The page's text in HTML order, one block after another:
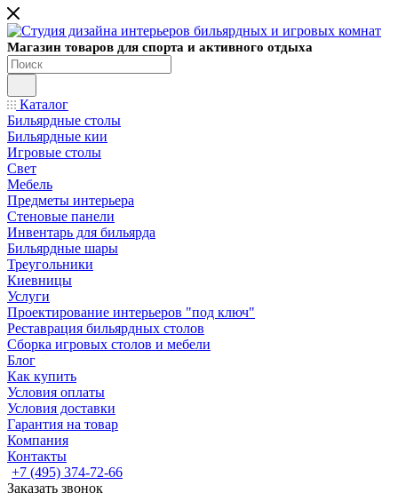
Магазин товаров для спорта и активного отдыха
Каталог
Бильярдные столы
Бильярдные кии
Игровые столы
Свет
Мебель
Предметы интерьера
Стеновые панели
Инвентарь для бильярда
Бильярдные шары
Треугольники
Киевницы
Услуги
Проектирование интерьеров "под ключ"
Реставрация бильярдных столов
Сборка игровых столов и мебели
Блог
Как купить
Условия оплаты
Условия доставки
Гарантия на товар
Компания
Контакты
+7 (495) 374-72-66
Заказать звонок